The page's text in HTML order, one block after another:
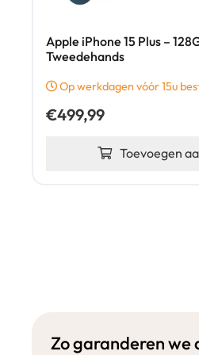
Apple iPhone 15 Plus –
Tweedehands
Op werkdagen vóór 15u
€499,99
Toevoegen
Zo garanderen we